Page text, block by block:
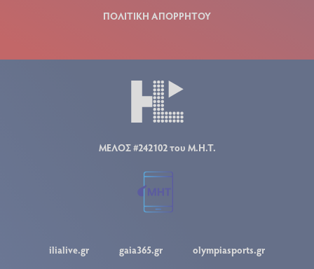
ΠΟΛΙΤΙΚΗ ΑΠΟΡΡΗΤΟΥ
ΜΕΛΟΣ #242102 του Μ.Η.Τ.
ilialive.gr gaia365.gr
olympiasports.gr